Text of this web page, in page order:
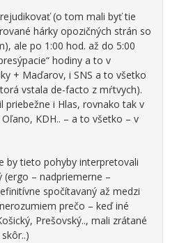
(o tom mali byť tie
hárky opozičných strán so
ale po 1:00 hod. až do 5:00
hodiny a to v
+ Maďarov, i SNS a to všetko
vstala de-facto z mŕtvych).
priebežne i Hlas, rovnako tak v
KDH.. – a to všetko – v
by tieto pohyby interpretovali
(ergo – nadpriemerne –
spočítavaný až medzi
prečo – keď iné
Prešovský.., mali zrátané